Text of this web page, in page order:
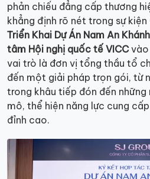
phản chiếu đẳng cấp thương
khẳng định rõ nét trong sự kiện
Triển Khai Dự Án Nam An Khánh
tâm Hội nghị quốc tế VICCvào
vai trò là đơn vị tổng thầu tổ
đến một giải pháp trọn gói, từ
trong khâu tiếp đón đến những
mô, thể hiện năng lực cung
đỉnh cao.